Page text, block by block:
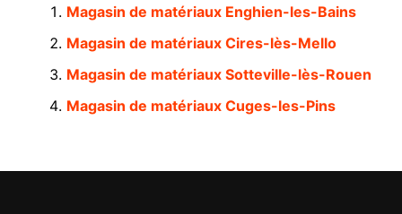
Magasin de matériaux Enghien-les-Bains
Magasin de matériaux Cires-lès-Mello
Magasin de matériaux Sotteville-lès-Rouen
Magasin de matériaux Cuges-les-Pins